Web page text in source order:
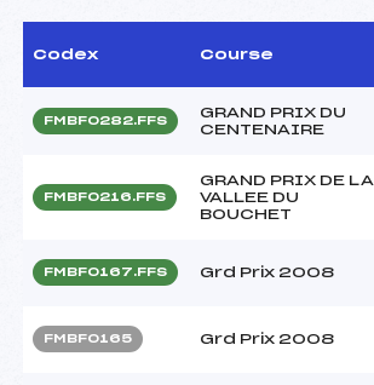
Codex Course
FMBF0282.FFS
GRAND PRIX DU
CENTENAIRE
FMBF0216.FFS
GRAND PRIX DE LA
VALLEE DU
BOUCHET
FMBF0167.FFS Grd Prix 2008
FMBF0165 Grd Prix 2008